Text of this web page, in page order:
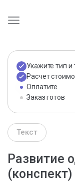
Укажите тип и
Расчет
Оплатите
Заказ готов
Текст
Развитие
(конспект)